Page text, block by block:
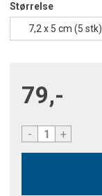
Størrelse
7,2 x 5 cm (5 stk)
79,-
- +